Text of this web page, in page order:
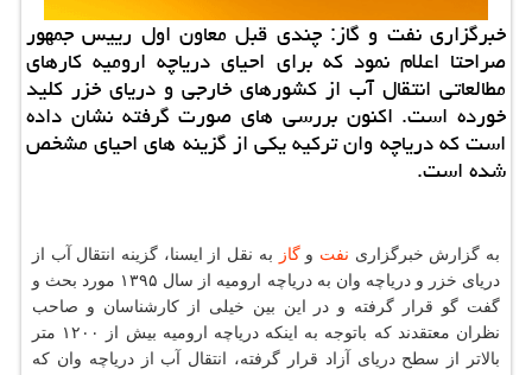
خبرگزاری نفت و گاز: چندی قبل معاون اول رییس جمهور
صراحتا اعلام نمود كه برای احیای دریاچه ارومیه كارهای
مطالعاتی انتقال آب از كشورهای خارجی و دریای خزر كلید
خورده است. اكنون بررسی های صورت گرفته نشان داده
است كه دریاچه وان تركیه یكی از گزینه های احیای مشخص
شده است.
به گزارش خبرگزاری نفت وگاز
به نقل از ایسنا، گزینه انتقال آب از
دریای خزر و دریاچه وان به دریاچه ارومیه از سال ۱۳۹۵ مورد بحث و
گفت گو قرار گرفته و در این بین خیلی از كارشناسان و صاحب
نظران معتقدند كه باتوجه به اینكه دریاچه ارومیه بیش از ۱۲۰۰ متر
بالاتر از سطح دریای آزاد قرار گرفته، انتقال آب از دریاچه وان كه